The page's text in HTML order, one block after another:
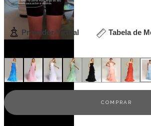
Provador Virtual Tabela de